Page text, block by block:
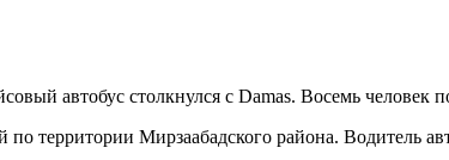
автобус столкнулся с Damas. Восемь человек
территории Мирзаабадского района. Водитель